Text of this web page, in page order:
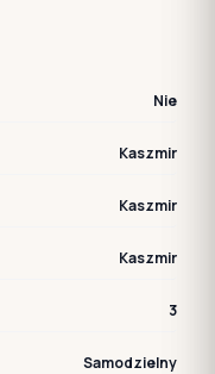
Nie
Kaszmir
Kaszmir
Kaszmir
3
Samodzielny